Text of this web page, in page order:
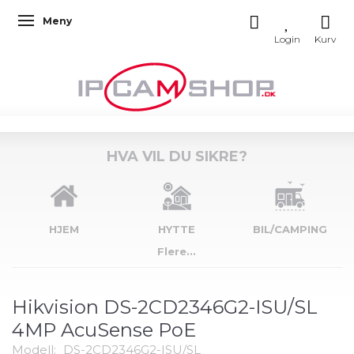
Veksle navigasjon
Meny
HVA VIL DU SIKRE?
HJEM HYTTE
BIL/CAMPING
Flere...
Hikvision DS-2CD2346G2-ISU/SL
4MP AcuSense PoE
Modell: DS-2CD2346G2-ISU/SL